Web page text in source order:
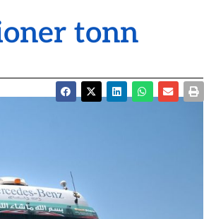
tonn